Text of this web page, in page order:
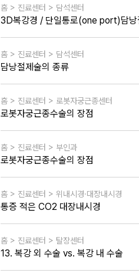
홈 > 진료센터 > 담석센터
3D복강경 / 단일통로(one port)담낭
홈 > 진료센터 > 담석센터
담낭절제술의 종류
홈 > 진료센터 > 로봇자궁근종센터
로봇자궁근종수술의 장점
홈 > 진료센터 > 부인과
로봇자궁근종수술의 장점
홈 > 진료센터 > 위내시경·대장내시경
통증 적은 CO2 대장내시경
홈 > 진료센터 > 탈장센터
13. 복강 외 수술 vs. 복강 내 수술